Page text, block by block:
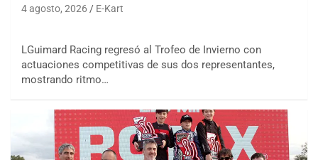
4 agosto, 2026 E-Kart
LGuimard Racing regresó al Trofeo de Invierno con
actuaciones competitivas de sus dos representantes,
mostrando ritmo…